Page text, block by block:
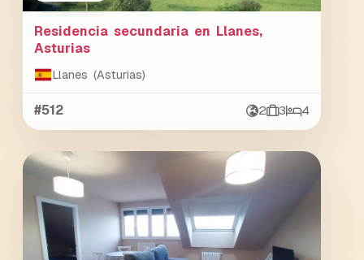
Residencia secundaria en Llanes,
Asturias
Llanes (Asturias)
#512 2 3 4